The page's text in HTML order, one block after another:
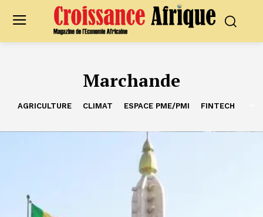
Marchande
AGRICULTURE CLIMAT ESPACE PME/PMI FINTECH